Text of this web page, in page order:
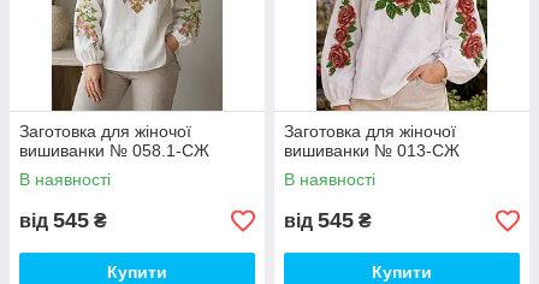
Заготовка для жіночої
вишиванки № 058.1-СЖ
В наявності
від 545 ₴
Купити
Заготовка для жіночої
вишиванки № 013-СЖ
В наявності
від 545 ₴
Купити